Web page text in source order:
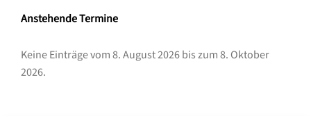
Anstehende Termine
Keine Einträge vom 8. August 2026 bis zum 8. Oktober
2026.